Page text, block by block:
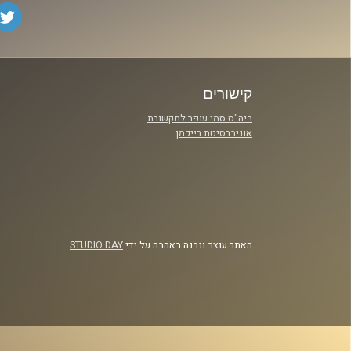
קישורים
ביה"ס סמי עופר לתקשורת
אוניברסיטת רייכמן
האתר עוצב ונבנה באהבה על ידיSTUDIO DAY